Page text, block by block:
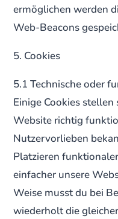
ermöglichen werden
Web-Beacons
5. Cookies
5.1 Technische oder
Einige Cookies stellen
Website richtig
Nutzervorlieben
Platzieren
einfacher unsere
Weise musst du bei
wiederholt die